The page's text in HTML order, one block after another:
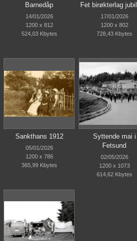
Barnedåp
14/01/2026
1200 x 812
524,03 Kbytes
Fet birøkterlag
17/01/2026
1200 x 802
728,43 Kbytes
Sankthans 1912
05/01/2026
1200 x 786
365,99 Kbytes
Syttende mai i
Fetsund
02/05/2026
1200 x 1073
614,62 Kbytes